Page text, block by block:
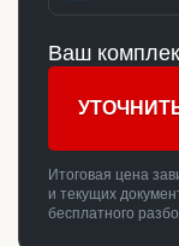
Ваш
Итоговая цена
и текущих
бесплатного